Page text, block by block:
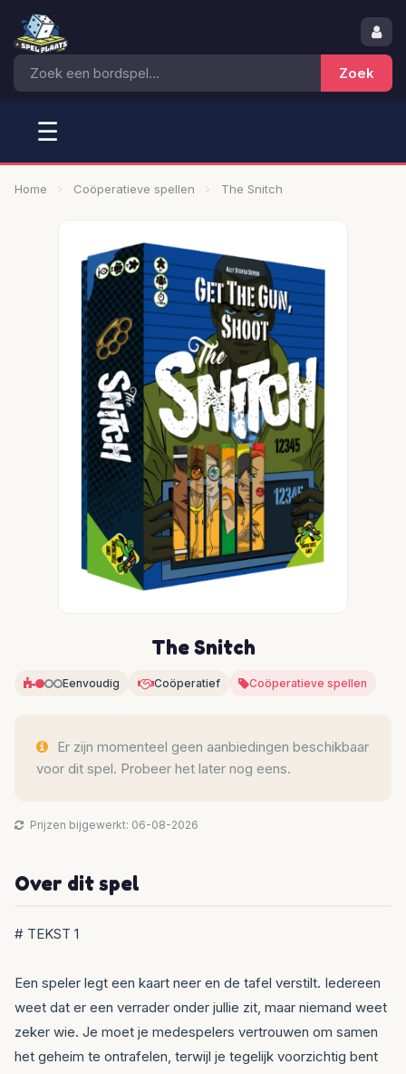
☰
Home Coöperatieve spellen The Snitch
The Snitch
Eenvoudig Coöperatief Coöperatieve spellen
Er zijn momenteel geen aanbiedingen beschikbaar
voor dit spel. Probeer het later nog eens.
Prijzen bijgewerkt: 06-08-2026
Over dit spel
# TEKST 1
Een speler legt een kaart neer en de tafel verstilt. Iedereen
weet dat er een verrader onder jullie zit, maar niemand weet
zeker wie. Je moet je medespelers vertrouwen om samen
het geheim te ontrafelen, terwijl je tegelijk voorzichtig bent